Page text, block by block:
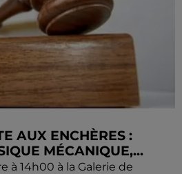
AUX ENCHÈRES :
MÉCANIQUE,...
à 14h00 à la Galerie de